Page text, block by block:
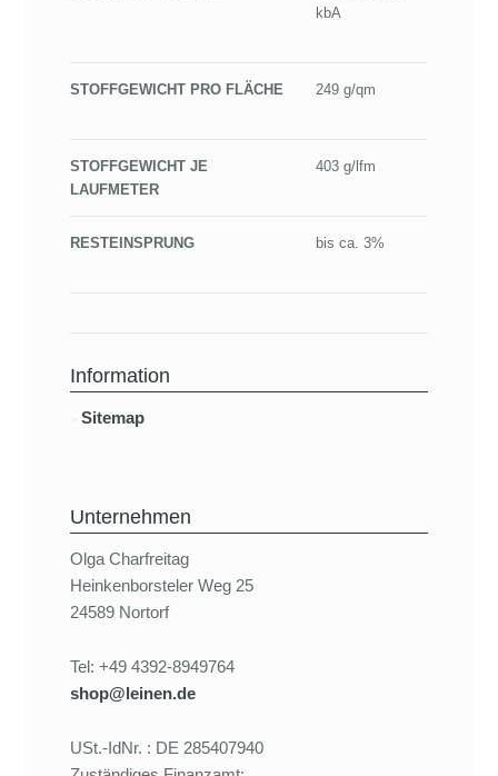
kbA
STOFFGEWICHT PRO FLÄCHE 249 g/qm
STOFFGEWICHT JE
LAUFMETER
403 g/lfm
RESTEINSPRUNG bis ca. 3%
Information
Sitemap
Unternehmen
Olga Charfreitag
Heinkenborsteler Weg 25
24589 Nortorf
Tel: +49 4392-8949764
shop@leinen.de
USt.-IdNr. : DE 285407940